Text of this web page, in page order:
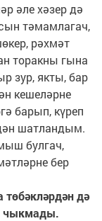
әле хәзер дә
тәмамлагач,
рәхмәт
торакны гына
зур, якты, бар
кешеләрне
барып, күреп
шатландым.
булгач,
бер
дә
чыкмады.